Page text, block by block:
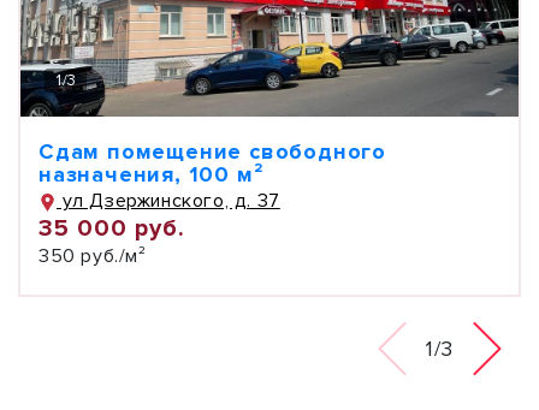
1/3
Сдам помещение свободного
назначения, 100 м²
ул Дзержинского, д. 37
35 000 руб.
350 руб./м²
1/3